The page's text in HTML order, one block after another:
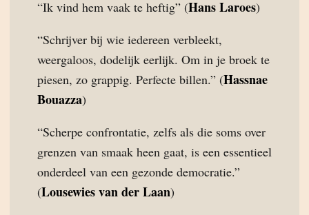
“Ik vind hem vaak te heftig” (Hans Laroes)
“Schrijver bij wie iedereen verbleekt,
weergaloos, dodelijk eerlijk. Om in je broek te
piesen, zo grappig. Perfecte billen.” (Hassnae
Bouazza)
“Scherpe confrontatie, zelfs als die soms over
grenzen van smaak heen gaat, is een essentieel
onderdeel van een gezonde democratie.”
(Lousewies van der Laan)